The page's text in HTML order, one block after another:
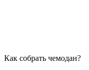
Как собрать чемодан?